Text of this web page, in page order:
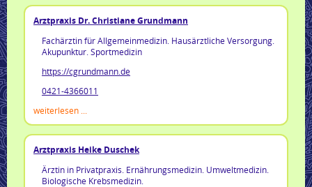
Arztpraxis Dr. Christiane Grundmann
Fachärztin für Allgemeinmedizin. Hausärztliche Versorgung.
Akupunktur. Sportmedizin
https://cgrundmann.de
0421-4366011
weiterlesen ...
Arztpraxis Heike Duschek
Ärztin in Privatpraxis. Ernährungsmedizin. Umweltmedizin.
Biologische Krebsmedizin.